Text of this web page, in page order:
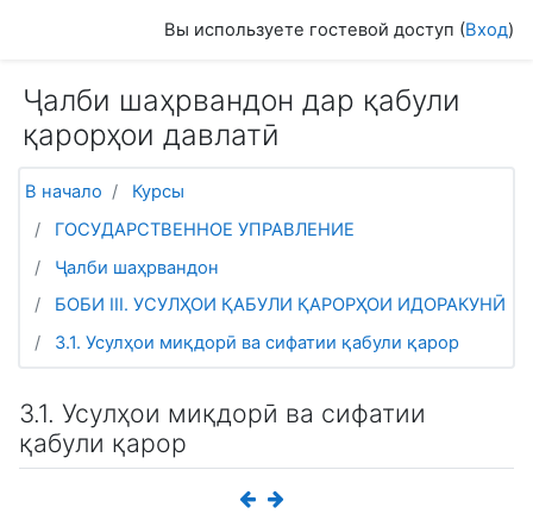
Вы используете гостевой доступ (Вход)
Ҷалби шаҳрвандон дар қабули
қарорҳои давлатӣ
В начало
Курсы
ГОСУДАРСТВЕННОЕ УПРАВЛЕНИЕ
Ҷалби шаҳрвандон
БОБИ III. УСУЛҲОИ ҚАБУЛИ ҚАРОРҲОИ ИДОРАКУНӢ
3.1. Усулҳои миқдорӣ ва сифатии қабули қарор
3.1. Усулҳои миқдорӣ ва сифатии
қабули қарор